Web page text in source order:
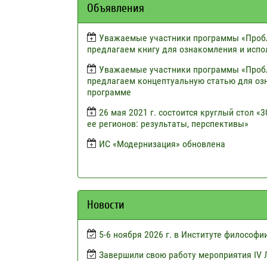
Объявления
Уважаемые участники программы
предлагаем книгу для ознакомления и
Уважаемые участники программы
предлагаем концептуальную статью для
программе
26 мая 2021 г. состоится круглый стол
ее регионов: результаты, перспективы»
ИС «Модернизация» обновлена
Новости
5-6 ноября 2026 г. в Институте
Завершили свою работу мероприятия IV